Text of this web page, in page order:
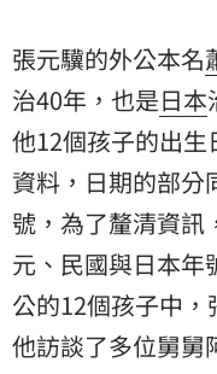
張元驥的外公本名
治40年，也是日本
他12個孩子的出
資料，日期的部分
號，為了釐清資訊
元、民國與日本年
公的12個孩子中
他訪談了多位舅舅